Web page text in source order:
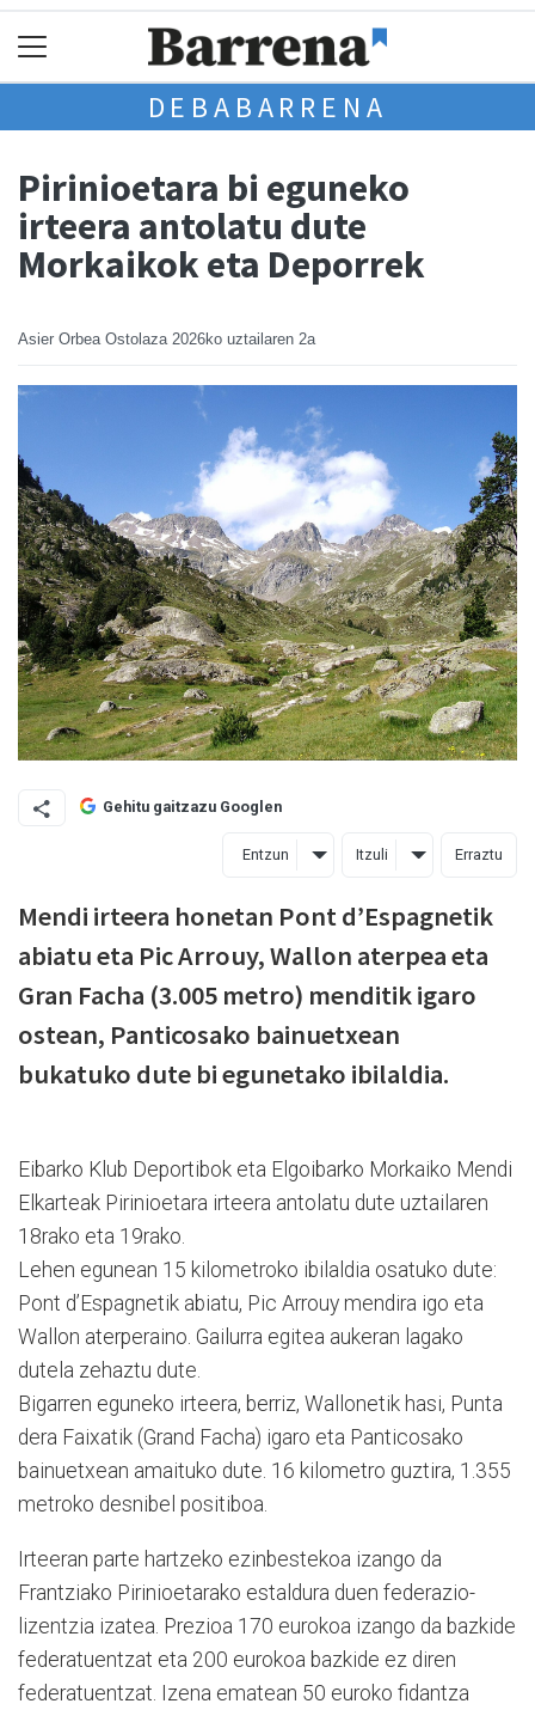
DEBABARRENA
Pirinioetara bi eguneko
irteera antolatu dute
Morkaikok eta Deporrek
Asier Orbea Ostolaza 2026ko uztailaren 2a
Gehitu gaitzazu Googlen
Entzun Itzuli Erraztu
Mendi irteera honetan Pont d’Espagnetik
abiatu eta Pic Arrouy, Wallon aterpea eta
Gran Facha (3.005 metro) menditik igaro
ostean, Panticosako bainuetxean
bukatuko dute bi egunetako ibilaldia.
Eibarko Klub Deportibok eta Elgoibarko Morkaiko Mendi
Elkarteak Pirinioetara irteera antolatu dute uztailaren
18rako eta 19rako.
Lehen egunean 15 kilometroko ibilaldia osatuko dute:
Pont d’Espagnetik abiatu, Pic Arrouy mendira igo eta
Wallon aterperaino. Gailurra egitea aukeran lagako
dutela zehaztu dute.
Bigarren eguneko irteera, berriz, Wallonetik hasi, Punta
dera Faixatik (Grand Facha) igaro eta Panticosako
bainuetxean amaituko dute. 16 kilometro guztira, 1.355
metroko desnibel positiboa.
Irteeran parte hartzeko ezinbestekoa izango da
Frantziako Pirinioetarako estaldura duen federazio-
lizentzia izatea. Prezioa 170 eurokoa izango da bazkide
federatuentzat eta 200 eurokoa bazkide ez diren
federatuentzat. Izena ematean 50 euroko fidantza